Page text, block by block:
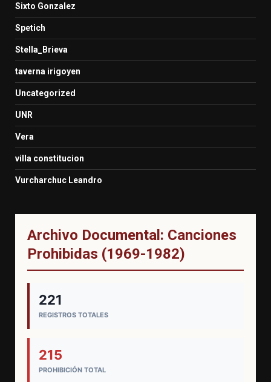
Sixto Gonzalez
Spetich
Stella_Brieva
taverna irigoyen
Uncategorized
UNR
Vera
villa constitucion
Vurcharchuc Leandro
Archivo Documental: Canciones
Prohibidas (1969-1982)
221
REGISTROS TOTALES
215
PROHIBICIÓN TOTAL